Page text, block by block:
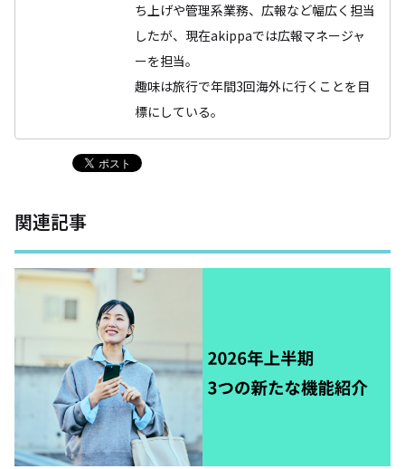
ち上げや管理系業務、広報など幅広く担当
したが、現在akippaでは広報マネージャ
ーを担当。
趣味は旅行で年間3回海外に行くことを目
標にしている。
関連記事